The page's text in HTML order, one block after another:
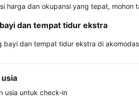
harga dan okupansi yang tepat,
dan tempat tidur ekstra
bayi dan tempat tidur ekstra di
usia untuk check-in